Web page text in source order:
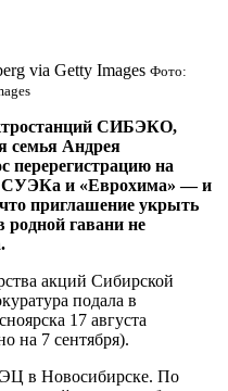
Фото:
СИБЭКО,
семья Андрея
перерегистрацию на
СУЭКа и «Еврохима» — и
приглашение укрыть
гавани не
акций Сибирской
подала в
17 августа
на 7 сентября).
в Новосибирске. По